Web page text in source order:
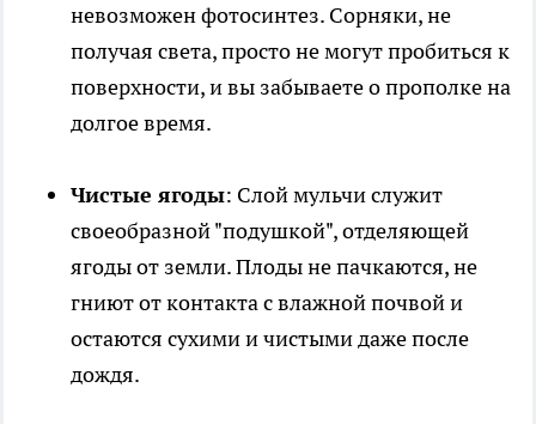
невозможен фотосинтез. Сорняки, не
получая света, просто не могут пробиться к
поверхности, и вы забываете о прополке на
долгое время.
Чистые ягоды: Слой мульчи служит
своеобразной "подушкой", отделяющей
ягоды от земли. Плоды не пачкаются, не
гниют от контакта с влажной почвой и
остаются сухими и чистыми даже после
дождя.